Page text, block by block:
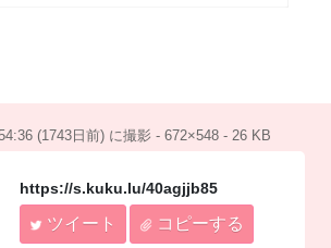
(1743日前) に撮影 - 672×548 - 26 KB
https://s.kuku.lu/40agjjb85
ツイート コピーする